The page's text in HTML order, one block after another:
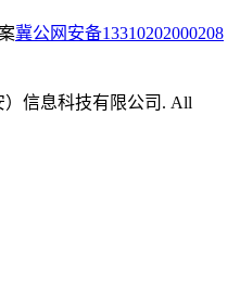
冀公网安备13310202000208
）信息科技有限公司. All